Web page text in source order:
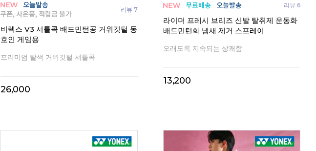
리뷰 7
비렉스 V3 셔틀콕 배드민턴공 거위깃털 동
호인 게임용
프리미엄 탈색 거위깃털 셔틀콕
26,000
리뷰 6
라이더 프레시 브리즈 신발 탈취제 운동화
배드민턴화 냄새 제거 스프레이
오래도록 지속되는 상쾌함
13,200